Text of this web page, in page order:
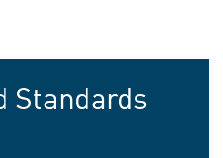
Standards